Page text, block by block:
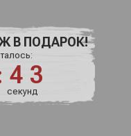
секунд
В ПОДАРОК!